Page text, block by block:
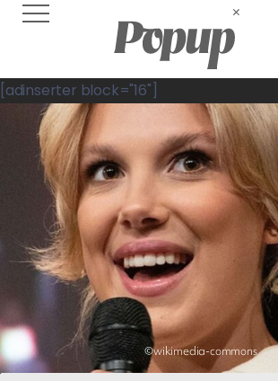
[adinserter block="16"]
©wikimedia-commons